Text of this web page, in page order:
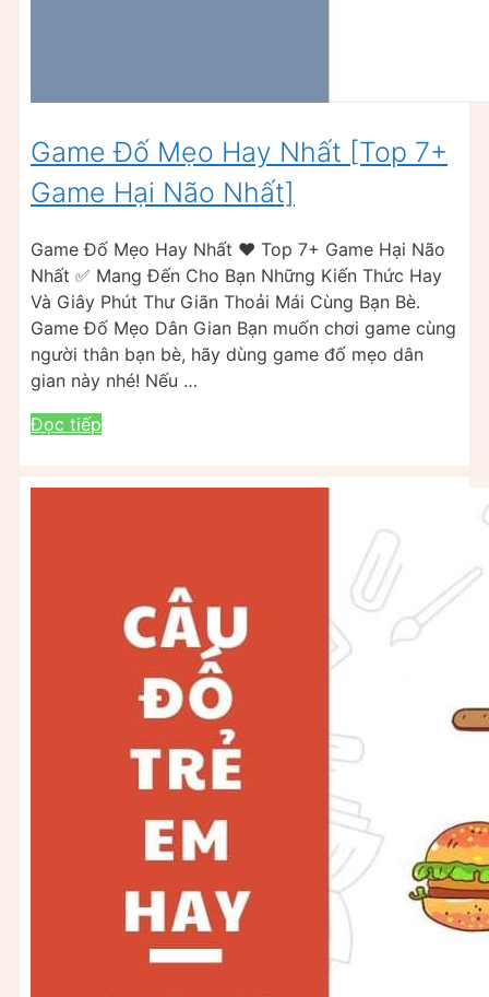
Game Đố Mẹo Hay Nhất [Top 7+
Game Hại Não Nhất]
Game Đố Mẹo Hay Nhất ❤️ Top 7+ Game Hại Não
Nhất ✅ Mang Đến Cho Bạn Những Kiến Thức Hay
Và Giây Phút Thư Giãn Thoải Mái Cùng Bạn Bè.
Game Đố Mẹo Dân Gian Bạn muốn chơi game cùng
người thân bạn bè, hãy dùng game đố mẹo dân
gian này nhé! Nếu …
Đọc tiếp